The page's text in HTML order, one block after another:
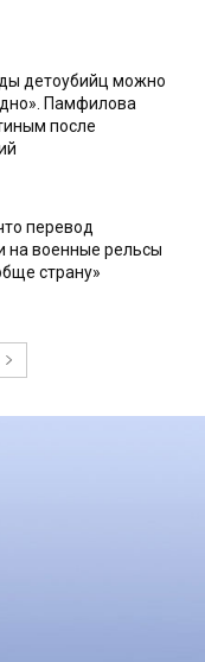
детоубийц можно
Памфилова
после
перевод
на военные рельсы
страну»